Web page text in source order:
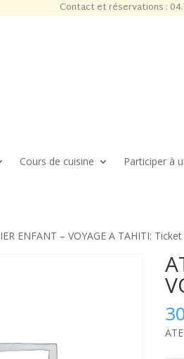
Contact et réservations :
Cours de cuisine Participer à
ENFANT – VOYAGE A TAHITI: Ticket